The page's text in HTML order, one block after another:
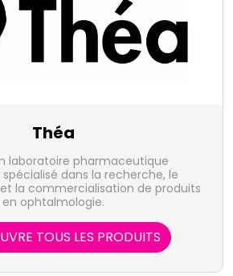
Théa
laboratoire pharmaceutique
dans la recherche, le
la commercialisation de produits
en ophtalmologie.
TOUS LES PRODUITS